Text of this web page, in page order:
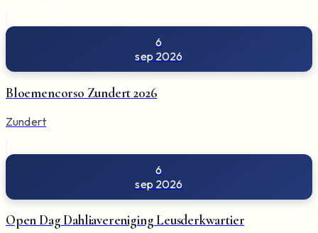
6
sep 2026
Bloemencorso Zundert 2026
Zundert
6
sep 2026
Open Dag Dahliavereniging Leusderkwartier